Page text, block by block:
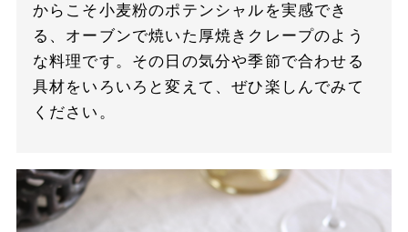
からこそ小麦粉のポテンシャルを実感でき
る、オーブンで焼いた厚焼きクレープのよう
な料理です。その日の気分や季節で合わせる
具材をいろいろと変えて、ぜひ楽しんでみて
ください。